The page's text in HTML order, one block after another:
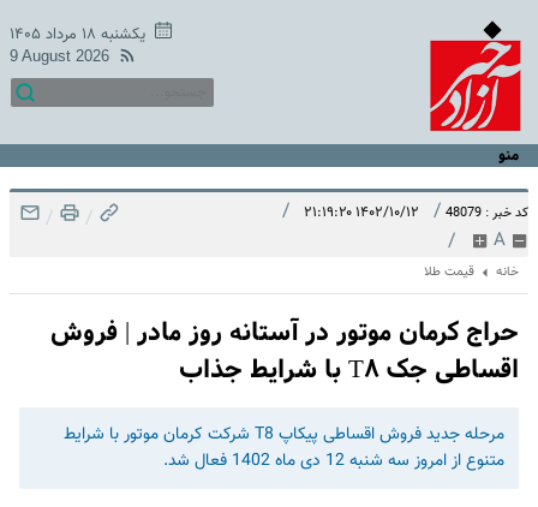
یکشنبه ۱۸ مرداد ۱۴۰۵
9 August 2026
منو
کد خبر : 48079 / ۱۴۰۲/۱۰/۱۲ ۲۱:۱۹:۲۰ /
A
/
/
/
خانه قیمت طلا
حراج کرمان موتور در آستانه روز مادر | فروش
اقساطی جک T۸ با شرایط جذاب
مرحله جدید فروش اقساطی پیکاپ T8 شرکت کرمان موتور با شرایط
متنوع از امروز سه شنبه 12 دی ماه 1402 فعال شد.